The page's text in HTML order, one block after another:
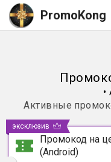
PromoKong
•
Активные
Промокод на
(Android)
эксклюзив